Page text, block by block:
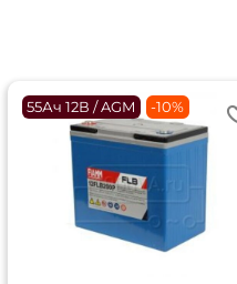
55Ач 12В / AGM -10%